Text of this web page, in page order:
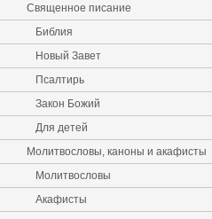
Священное писание
Библия
Новый Завет
Псалтирь
Закон Божий
Для детей
Молитвословы, каноны и акафисты
Молитвословы
Акафисты